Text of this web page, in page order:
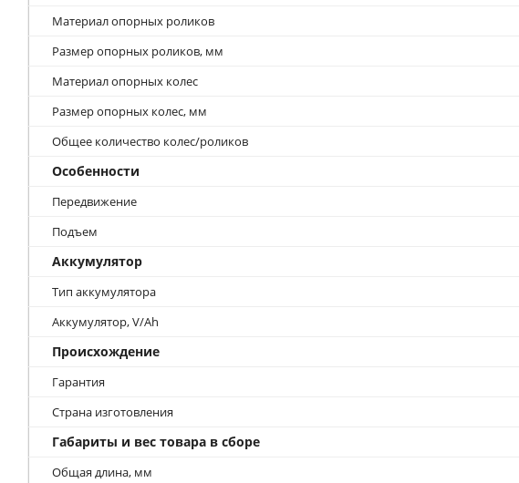
Материал опорных роликов
Размер опорных роликов, мм
Материал опорных колес
Размер опорных колес, мм
Общее количество колес/роликов
Особенности
Передвижение
Подъем
Аккумулятор
Тип аккумулятора
Аккумулятор, V/Ah
Происхождение
Гарантия
Страна изготовления
Габариты и вес товара в сборе
Общая длина, мм